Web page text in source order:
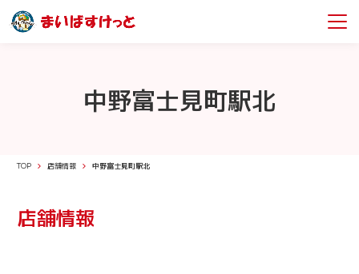
中野富士見町駅北
TOP 店舗情報 中野富士見町駅北
店舗情報